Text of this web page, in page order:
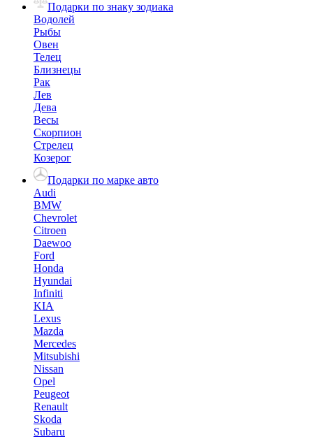
Подарки по знаку зодиака
Водолей
Рыбы
Овен
Телец
Близнецы
Рак
Лев
Дева
Весы
Скорпион
Стрелец
Козерог
Подарки по марке авто
Audi
BMW
Chevrolet
Citroen
Daewoo
Ford
Honda
Hyundai
Infiniti
KIA
Lexus
Mazda
Mercedes
Mitsubishi
Nissan
Opel
Peugeot
Renault
Skoda
Subaru